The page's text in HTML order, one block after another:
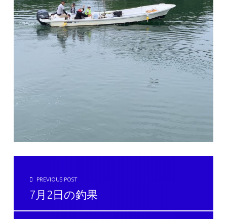
投稿ナビゲーション
PREVIOUS POST
7月2日の釣果